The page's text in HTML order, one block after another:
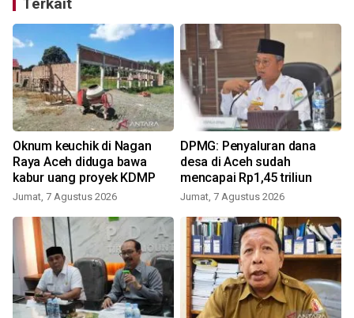
Terkait
Oknum keuchik di Nagan
Raya Aceh diduga bawa
kabur uang proyek KDMP
Jumat, 7 Agustus 2026
DPMG: Penyaluran dana
desa di Aceh sudah
mencapai Rp1,45 triliun
Jumat, 7 Agustus 2026